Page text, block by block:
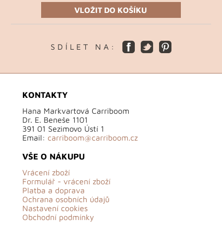
VLOŽIT DO KOŠÍKU
S D Í L E T N A :
KONTAKTY
Hana Markvartová Carriboom
Dr. E. Beneše 1101
391 01 Sezimovo Ústí 1
Email: carriboom@carriboom.cz
VŠE O NÁKUPU
Vrácení zboží
Formulář - vrácení zboží
Platba a doprava
Ochrana osobních údajů
Nastavení cookies
Obchodní podmínky